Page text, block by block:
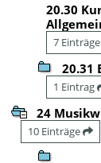
20.30
7 Einträge
20.31
1 Eintrag
24
10 Einträge